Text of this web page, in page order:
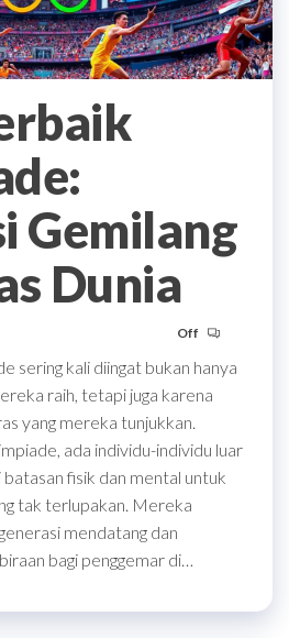
Gemilang
Dunia
Off
sering kali diingat bukan hanya
raih, tetapi juga karena
yang mereka tunjukkan.
ada individu-individu luar
batasan fisik dan mental untuk
tak terlupakan. Mereka
mendatang dan
bagi penggemar di…